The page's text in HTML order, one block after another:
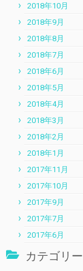
2018年10月
2018年9月
2018年8月
2018年7月
2018年6月
2018年5月
2018年4月
2018年3月
2018年2月
2018年1月
2017年11月
2017年10月
2017年9月
2017年7月
2017年6月
カテゴリー